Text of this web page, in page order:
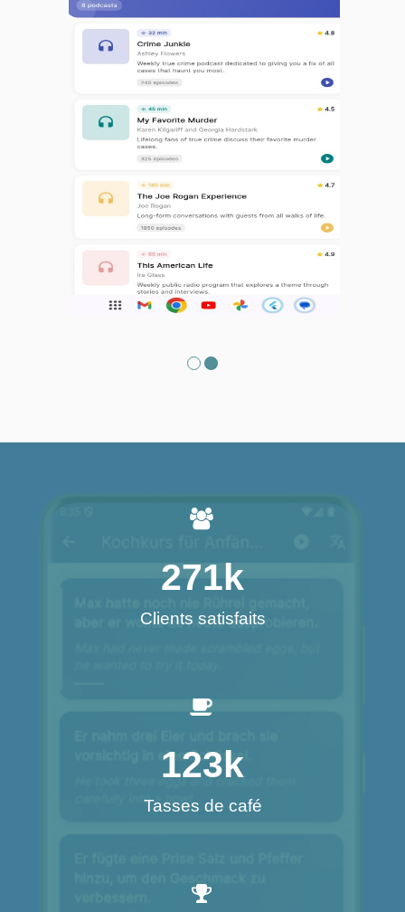
l'allemand hors ligne, où et quand vous le souhaitez.
Commencez votre apprentissage de l'allemand dès
aujourd'hui et découvrez de nouvelles opportunités
en maîtrisant l'allemand avec German Spark !
271k
Clients satisfaits
123k
Tasses de café